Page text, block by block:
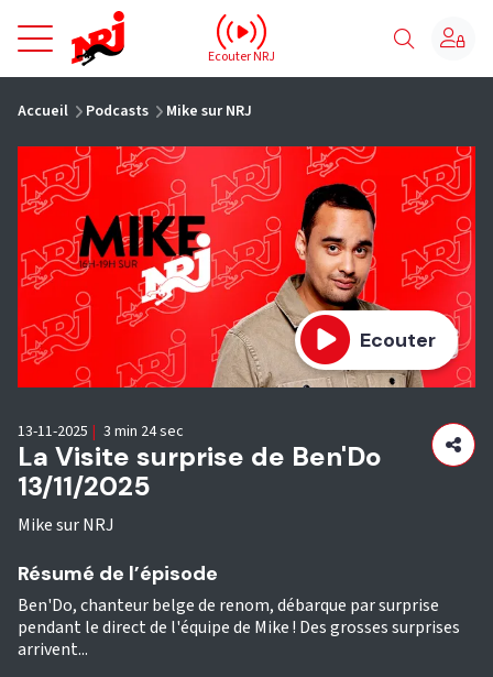
NRJ - Accueil
Ecouter NRJ
Accueil Podcasts Mike sur NRJ
Ecouter
La Visite surprise de Ben'Do
13/11/2025
Mike sur NRJ
13-11-2025 | 3 min 24 sec
Résumé de l’épisode
Ben'Do, chanteur belge de renom, débarque par surprise
pendant le direct de l'équipe de Mike ! Des grosses surprises
arrivent...